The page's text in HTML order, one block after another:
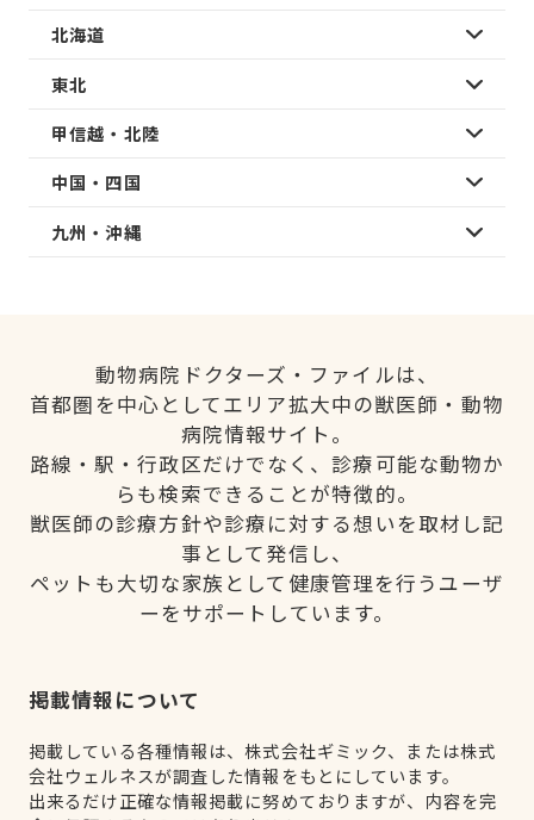
北海道
東北
甲信越・北陸
中国・四国
九州・沖縄
動物病院ドクターズ・ファイルは、
首都圏を中心としてエリア拡大中の獣医師・動物
病院情報サイト。
路線・駅・行政区だけでなく、診療可能な動物か
らも検索できることが特徴的。
獣医師の診療方針や診療に対する想いを取材し記
事として発信し、
ペットも大切な家族として健康管理を行うユーザ
ーをサポートしています。
掲載情報について
掲載している各種情報は、株式会社ギミック、または株式
会社ウェルネスが調査した情報をもとにしています。
出来るだけ正確な情報掲載に努めておりますが、内容を完